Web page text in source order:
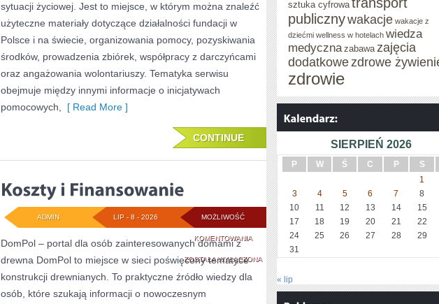
sytuacji życiowej. Jest to miejsce, w którym można znaleźć
użyteczne materiały dotyczące działalności fundacji w
Polsce i na świecie, organizowania pomocy, pozyskiwania
środków, prowadzenia zbiórek, współpracy z darczyńcami
oraz angażowania wolontariuszy. Tematyka serwisu
obejmuje między innymi informacje o inicjatywach
pomocowych,
[ Read More ]
CONTINUE
MOŻLIWOŚĆ
KOMENTOWANIAKOSZTY
I
FINANSOWANIE
ZOSTAŁA WYŁĄCZONA
LIP - 8 - 2026
ADMIN
DomPol – portal dla osób zainteresowanych domami z
drewna DomPol to miejsce w sieci poświęcony tematyce
konstrukcji drewnianych. To praktyczne źródło wiedzy dla
osób, które szukają informacji o nowoczesnym
sztuka cyfrowa
publicznywakacje wakacje z
dziećmi wellness w hotelach wiedza
medyczna zabawa zajęcia
dodatkowezdrowe
zdrowie
SIERPIEŃ 2026
P W Ś C P S
1
3
4 5 6 7 8
10
11 12 13 14 15
17
18 19 20 21 22
24
25 26 27 28 29
31
« lip